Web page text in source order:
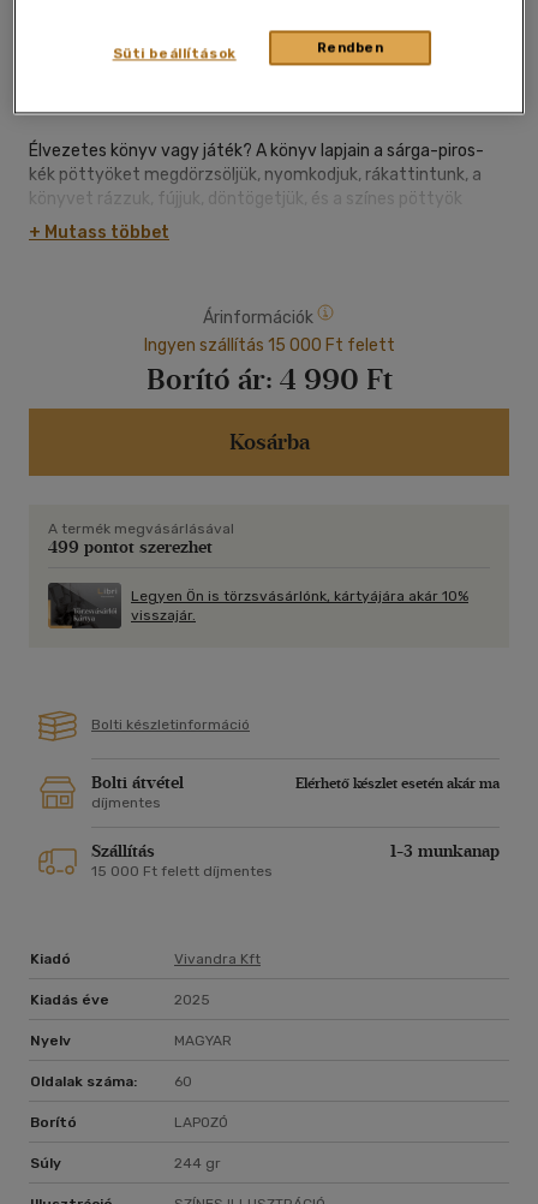
magyar nyelvű|lapozó|60 oldal
Élvezetes könyv vagy játék? A könyv lapjain a sárga-piros-
kék pöttyöket megdörzsöljük, nyomkodjuk, rákattintunk, a
könyvet rázzuk, fújjuk, döntögetjük, és a színes pöttyök
engedelmeskednek nekünk.
Önfeledt, varázslatos könyv!
+ Mutass többet
Árinformációk
Ingyen szállítás 15 000 Ft felett
Borító ár: 4 990 Ft
Kosárba
A termék megvásárlásával
499 pontot szerezhet
Legyen Ön is törzsvásárlónk, kártyájára akár 10%
visszajár.
Bolti készletinformáció
Bolti átvétel
Elérhető készlet esetén akár ma
díjmentes
Szállítás 1-3 munkanap
15 000 Ft felett díjmentes
Kiadó Vivandra Kft
Kiadás éve 2025
Nyelv MAGYAR
Oldalak száma: 60
Borító LAPOZÓ
Súly 244 gr
Rendben
Süti beállítások